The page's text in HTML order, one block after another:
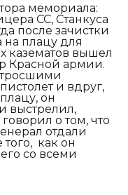
мемориала:
СС, Станкуса
после зачистки
на плацу для
казематов вышел
Красной армии.
и вдруг,
он
выстрелил,
о том, что
отдали
как он
со всеми